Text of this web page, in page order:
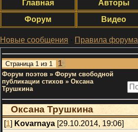
Главная
Авторы
Форум
Видео
Новые сообщения · Правила форума
Страница 1 из 1 1
Форум поэтов » Форум свободной
публикации стихов » Оксана
Трушкина
Оксана Трушкина
[1] Kovarnaya [29.10.2014, 19:06]